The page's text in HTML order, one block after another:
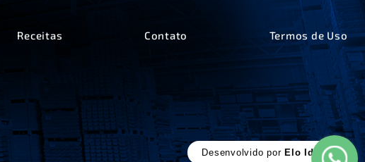
Receitas Contato Termos de Uso
Desenvolvido por Elo Ideias